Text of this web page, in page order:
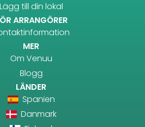
Lägg till din lokal
ARRANGÖRER
MER
Om Venuu
Blogg
LÄNDER
Spanien
Danmark